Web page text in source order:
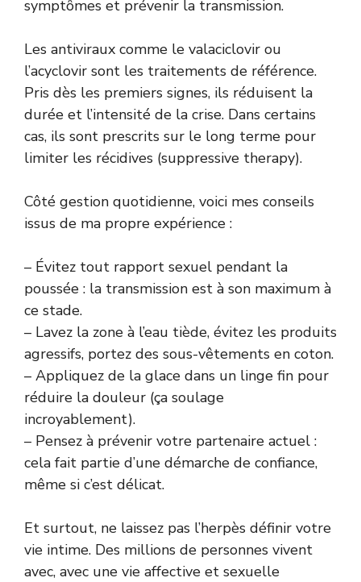
symptômes et prévenir la transmission.
Les antiviraux comme le valaciclovir ou
l’acyclovir sont les traitements de référence.
Pris dès les premiers signes, ils réduisent la
durée et l’intensité de la crise. Dans certains
cas, ils sont prescrits sur le long terme pour
limiter les récidives (suppressive therapy).
Côté gestion quotidienne, voici mes conseils
issus de ma propre expérience :
– Évitez tout rapport sexuel pendant la
poussée : la transmission est à son maximum à
ce stade.
– Lavez la zone à l’eau tiède, évitez les produits
agressifs, portez des sous-vêtements en coton.
– Appliquez de la glace dans un linge fin pour
réduire la douleur (ça soulage
incroyablement).
– Pensez à prévenir votre partenaire actuel :
cela fait partie d’une démarche de confiance,
même si c’est délicat.
Et surtout, ne laissez pas l’herpès définir votre
vie intime. Des millions de personnes vivent
avec, avec une vie affective et sexuelle